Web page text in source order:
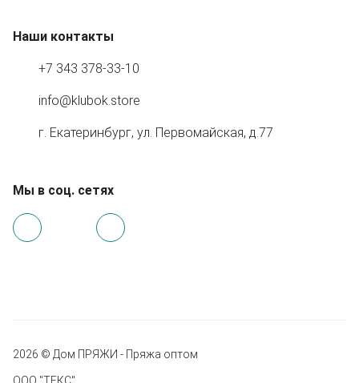
Наши контакты
+7 343 378-33-10
info@klubok.store
г. Екатеринбург, ул. Первомайская, д.77
Мы в соц. сетях
2026 © Дом ПРЯЖИ - Пряжа оптом